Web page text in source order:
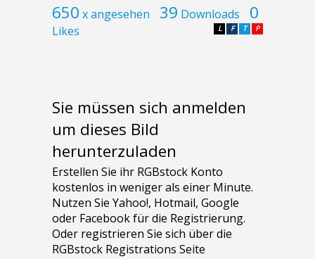
650 x angesehen 39 Downloads 0
Likes P
T
F
L
Sie müssen sich anmelden
um dieses Bild
herunterzuladen